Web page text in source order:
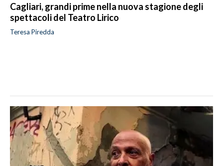
Cagliari, grandi prime nella nuova stagione degli
spettacoli del Teatro Lirico
Teresa Piredda